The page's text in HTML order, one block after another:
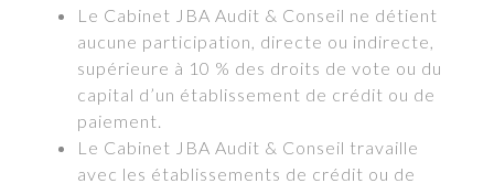
Le Cabinet JBA Audit & Conseil ne détient
aucune participation, directe ou indirecte,
supérieure à 10 % des droits de vote ou du
capital d’un établissement de crédit ou de
paiement.
Le Cabinet JBA Audit & Conseil travaille
avec les établissements de crédit ou de